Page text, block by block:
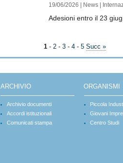
19/06/2026 | News |
Adesioni entro il 23
1 - 2 - 3 - 4 - 5 Succ »
ARCHIVIO
Archivio documenti
Accordi istituzionali
Comunicati stampa
ORGANISMI
Piccola
Giovani
Centro Studi